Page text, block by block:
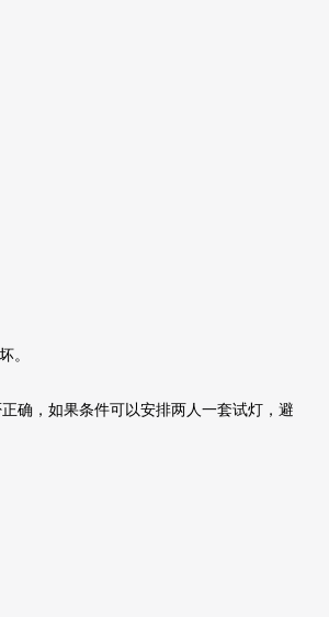
。
确，如果条件可以安排两人一套试灯，避